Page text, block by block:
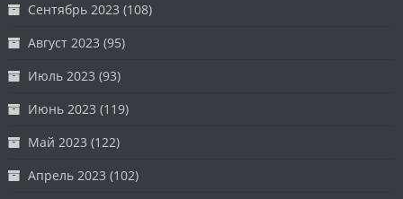
Сентябрь 2023 (108)
Август 2023 (95)
Июль 2023 (93)
Июнь 2023 (119)
Май 2023 (122)
Апрель 2023 (102)